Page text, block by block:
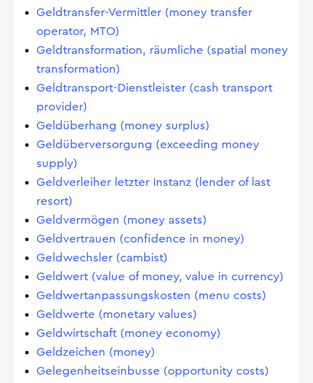
Geldtransfer-Vermittler (money transfer
operator, MTO)
Geldtransformation, räumliche (spatial money
transformation)
Geldtransport-Dienstleister (cash transport
provider)
Geldüberhang (money surplus)
Geldüberversorgung (exceeding money
supply)
Geldverleiher letzter Instanz (lender of last
resort)
Geldvermögen (money assets)
Geldvertrauen (confidence in money)
Geldwechsler (cambist)
Geldwert (value of money, value in currency)
Geldwertanpassungskosten (menu costs)
Geldwerte (monetary values)
Geldwirtschaft (money economy)
Geldzeichen (money)
Gelegenheitseinbusse (opportunity costs)